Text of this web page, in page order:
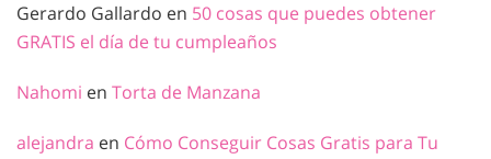
Gerardo Gallardo en 50 cosas que puedes obtener
GRATIS el día de tu cumpleaños
Nahomi en Torta de Manzana
alejandra en Cómo Conseguir Cosas Gratis para Tu